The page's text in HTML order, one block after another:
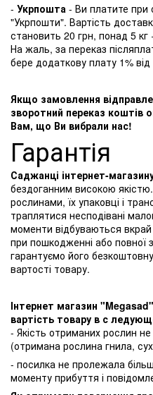
- Укрпошта - Ви платите при
"Укрпошти". Вартість
становить 20 грн, понад 5 кг
На жаль, за переказ
бере додаткову плату 1%
Якщо замовлення
зворотний переказ коштів
Вам, що Ви вибрали нас!
Гарантія
Саджанці інтернет-
бездоганним високою
рослинами, їх упаковці і
траплятися несподівані
моменти відбуваються
при пошкодженні або повної
гарантуємо його
вартості товару.
Інтернет магазин
вартість товару в с
- Якість отриманих рослин не
(отримана рослина гнила,
- посилка не пролежала
моменту прибуття і